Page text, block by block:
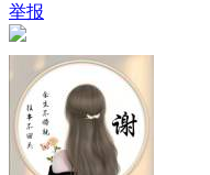
举报